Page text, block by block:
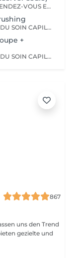
DIAGNOSTIC & CONSEIL CAPILLAIRE CE RENDEZ-VOUS EST EXCLUSIVEMENT RÉSERVÉ À UNE PREMIÈRE RENCONTRE AVEC NOTRE EXPERT CAPILLAIRE AFIN DE RÉALISER UN DIAGNOSTIC PERSONNALISÉ DE VOS CHEVEUX ET DE VOTRE CUIR CHEVELU. CETTE CONSULTATION DOIT ÊTRE RÉSERVÉE SEULE ET NE PEUT ÊTRE ASSOCIÉE À AUCUNE AUTRE PRESTATION OU RÉSERVATION. À L'ISSUE DE CET ÉCHANGE, UN ACCOMPAGNEMENT ET DES RECOMMANDATIONS ADAPTÉS À VOS BESOINS POURRONT VOUS ÊTRE PROPOSÉS. Diagnostic & Conseil Capillaire Prenez un moment privilégié pour échanger autour de vos cheveux, de vos envies et de vos habitudes. Lors de ce rendez-vous, nous réalisons un diagnostic personnalisé du cuir chevelu et de la fibre capillaire, nous vous orientons vers les coupes, couleurs et traitements les plus adaptés à votre image, à votre routine et à la beauté naturelle de vos cheveux. Nous vous apportons également des conseils personnalisés sur l'entretien à la maison ainsi que sur les produits les plus adaptés à vos besoins pour prolonger les résultats et préserver la beauté de vos cheveux au quotidien. Ce moment permet aussi de répondre à toutes vos questions et de construire ensemble un résultat entièrement sur mesure.
TRAITEMENTS JAPONAIS – L’EXCELLENCE DU SOIN CAPILLAIRE Découvrez un univers de soins capillaires japonais haut de gamme, reconnus pour leur technologie avancée et leurs résultats exceptionnels. Des traitements sur-mesure conçus pour répondre aux besoins spécifiques de chaque chevelure : hydratation, réparation, discipline, cuir chevelu ou nutrition . Chaque traitement agit au cœur de la fibre capillaire pour révéler des cheveux visiblement plus sains, brillants et soyeux. -Nos différentes lignes de traitements : SMOOTH (Collagène) Pour les cheveux emmêlés, ternes ou difficiles à coiffer. • Démêle instantanément • Lisse la fibre capillaire • Apporte douceur et brillance • Toucher léger et soyeux REPAIR (CMADK / Kératine) Pour les cheveux sensibilisés, cassants ou très abîmés. • Répare intensément • Renforce la structure interne du cheveu • Reconstruit la fibre en profondeur • Redonne force et élasticité ANTI-FRIZZ (Céramides / 18-MEA) Pour les cheveux indisciplinés, sensibilisés à l’humidité. • Contrôle les frisottis • Réduit le volume excessif • Protège de l’humidité • Facilite le coiffage • Apporte souplesse et brillance SCALP (Hyaluron / Agents Purifiants) Pour rééquilibrer et purifier le cuir chevelu. Idéal en cas de démangeaisons, pellicules, sécheresse ou excès de sébum. • Apaise le cuir chevelu • Purifie en douceur • Rééquilibre la barrière protectrice naturelle • Favorise un environnement sain pour la pousse Veuillez noter : les tarifs peuvent varier selon la longueur des cheveux, la quantité de produit nécessaire et la complexité de la prestation. Supplément possible à partir de +15€. Pour toute demande spécifique, merci de nous contacter.
+
TRAITEMENTS JAPONAIS – L’EXCELLENCE DU SOIN CAPILLAIRE Découvrez un univers de soins capillaires japonais haut de gamme, reconnus pour leur technologie avancée et leurs résultats exceptionnels. Des traitements sur-mesure conçus pour répondre aux besoins spécifiques de chaque chevelure : hydratation, réparation, discipline, cuir chevelu ou nutrition . Chaque traitement agit au cœur de la fibre capillaire pour révéler des cheveux visiblement plus sains, brillants et soyeux. -Nos différentes lignes de traitements : SMOOTH (Collagène) Pour les cheveux emmêlés, ternes ou difficiles à coiffer. • Démêle instantanément • Lisse la fibre capillaire • Apporte douceur et brillance • Toucher léger et soyeux REPAIR (CMADK / Kératine) Pour les cheveux sensibilisés, cassants ou très abîmés. • Répare intensément • Renforce la structure interne du cheveu • Reconstruit la fibre en profondeur • Redonne force et élasticité ANTI-FRIZZ (Céramides / 18-MEA) Pour les cheveux indisciplinés, sensibilisés à l’humidité. • Contrôle les frisottis • Réduit le volume excessif • Protège de l’humidité • Facilite le coiffage • Apporte souplesse et brillance SCALP (Hyaluron / Agents Purifiants) Pour rééquilibrer et purifier le cuir chevelu. Idéal en cas de démangeaisons, pellicules, sécheresse ou excès de sébum. • Apaise le cuir chevelu • Purifie en douceur • Rééquilibre la barrière protectrice naturelle • Favorise un environnement sain pour la pousse Veuillez noter : les tarifs peuvent varier selon la longueur des cheveux, la quantité de produit nécessaire et la complexité de la prestation. Supplément possible à partir de +15€. Pour toute demande spécifique, merci de nous contacter.
867
uns den Trend
gezielte und